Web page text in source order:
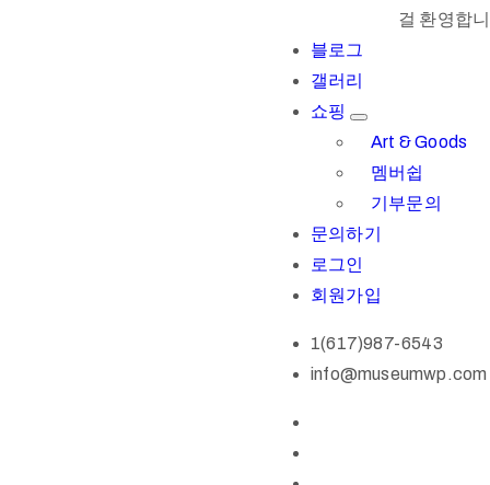
걸 환영합
블로그
갤러리
쇼핑
Art & Goods
멤버쉽
기부문의
문의하기
로그인
회원가입
1(617)987-6543
info@museumwp.com